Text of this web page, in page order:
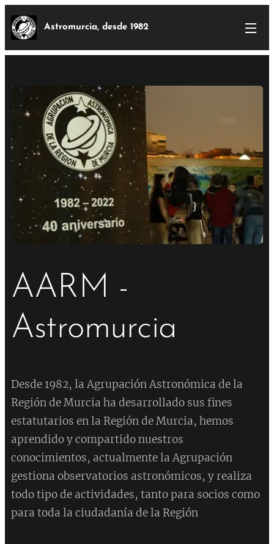
Astromurcia, desde 1982
AARM -
Astromurcia
Desde 1982, la Agrupación Astronómica de la
Región de Murcia ha desarrollado sus fines
estatutarios en la Región de Murcia, hemos
aprendido y compartido nuestros
conocimientos, actualmente la Agrupación
gestiona observatorios astronómicos, y realiza
todo tipo de actividades, tanto para socios como
para toda la ciudadanía de la Región